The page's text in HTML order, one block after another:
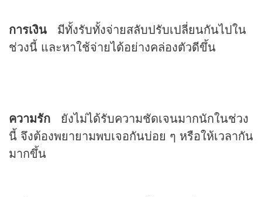
การเงิน
มีทั้งรับทั้งจ่ายสลับปรับเปลี่ยนกันไปใน
ช่วงนี้ และหาใช้จ่ายได้อย่างคล่องตัวดีขึ้น
ความรัก ยังไม่ได้รับความชัดเจนมากนักในช่วง
นี้ จึงต้องพยายามพบเจอกันบ่อย ๆ หรือให้เวลากัน
มากขึ้น